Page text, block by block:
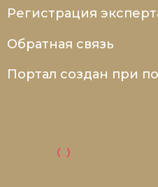
Регистрация
Обратная связь
Портал создан при